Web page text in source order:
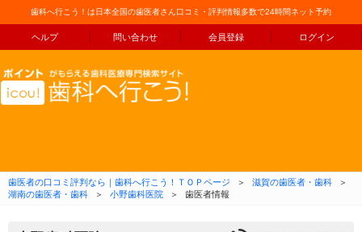
歯科へ行こう！は日本全国の歯医者さん口コミ・評判情報多数で24時間ネット予約
ヘルプ 問い合わせ 会員登録 ログイン
コンテンツへ移動
歯医者の口コミ評判なら｜歯科へ行こう！ＴＯＰページ ＞ 滋賀の歯医者・歯科
＞
湖南の歯医者・歯科
＞ 小野歯科医院 ＞ 歯医者情報